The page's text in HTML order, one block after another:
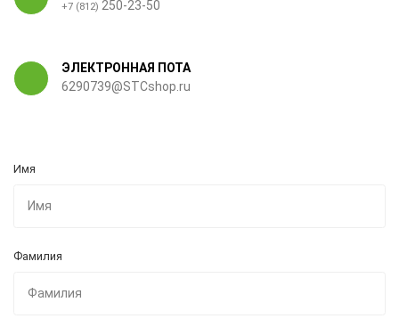
+7 (812) 250-23-50
ЭЛЕКТРОННАЯ ПОТА
6290739@STCshop.ru
Имя
Фамилия